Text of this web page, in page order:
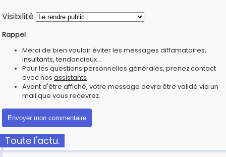
Visibilité
Rappel :
Merci de bien vouloir éviter les messages diffamatoires,
insultants, tendancieux...
Pour les questions personnelles générales, prenez contact
avec nos assistants
Avant d'être affiché, votre message devra être validé via un
mail que vous recevrez.
Toute l'actu.